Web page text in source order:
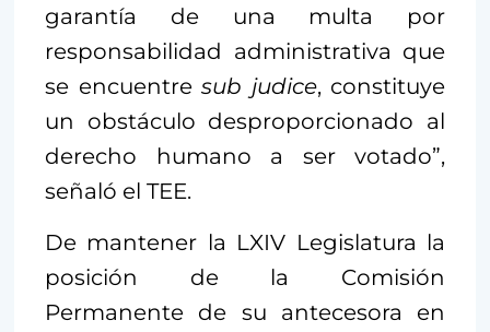
garantía de una multa por
responsabilidad administrativa que
se encuentre sub judice, constituye
un obstáculo desproporcionado al
derecho humano a ser votado”,
señaló el TEE.
De mantener la LXIV Legislatura la
posición de la Comisión
Permanente de su antecesora en